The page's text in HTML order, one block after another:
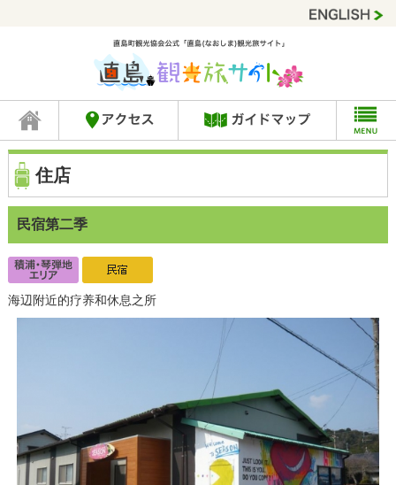
住店
民宿第二季
海辺附近的疗养和休息之所